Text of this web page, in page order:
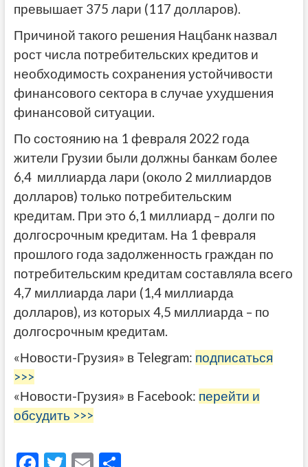
превышает 375 лари (117 долларов).
Причиной такого решения Нацбанк назвал
рост числа потребительских кредитов и
необходимость сохранения устойчивости
финансового сектора в случае ухудшения
финансовой ситуации.
По состоянию на 1 февраля 2022 года
жители Грузии были должны банкам более
6,4 миллиарда лари (около 2 миллиардов
долларов) только потребительским
кредитам. При это 6,1 миллиард – долги по
долгосрочным кредитам. На 1 февраля
прошлого года задолженность граждан по
потребительским кредитам составляла всего
4,7 миллиарда лари (1,4 миллиарда
долларов), из которых 4,5 миллиарда – по
долгосрочным кредитам.
«Новости-Грузия» в Telegram: подписаться
>>>
«Новости-Грузия» в Facebook: перейти и
обсудить >>>